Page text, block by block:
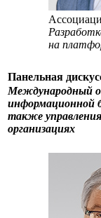
на
Панельная
Международный
информационной
также
организациях